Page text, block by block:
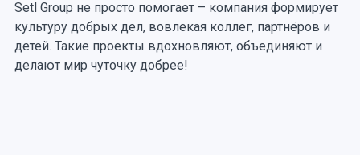
Setl Group не просто помогает – компания формирует
культуру добрых дел, вовлекая коллег, партнёров и
детей. Такие проекты вдохновляют, объединяют и
делают мир чуточку добрее!